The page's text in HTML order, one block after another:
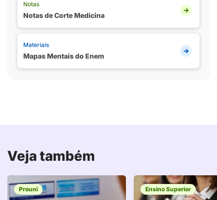
Notas
Notas de Corte Medicina
Materiais
Mapas Mentais do Enem
Veja também
Prouni Ensino Superior